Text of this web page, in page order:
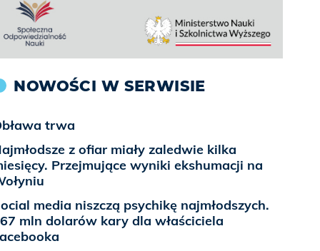
NOWOŚCI W SERWISIE
trwa
z ofiar miały zaledwie kilka
Przejmujące wyniki ekshumacji na
media niszczą psychikę najmłodszych.
mln dolarów kary dla właściciela